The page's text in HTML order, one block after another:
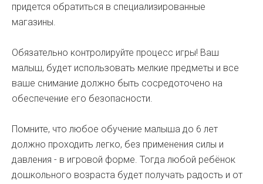
придется обратиться в специализированные
магазины.
Обязательно контролируйте процесс игры! Ваш
малыш, будет использовать мелкие предметы и все
ваше снимание должно быть сосредоточено на
обеспечение его безопасности.
Помните, что любое обучение малыша до 6 лет
должно проходить легко, без применения силы и
давления - в игровой форме. Тогда любой ребёнок
дошкольного возраста будет получать радость и от